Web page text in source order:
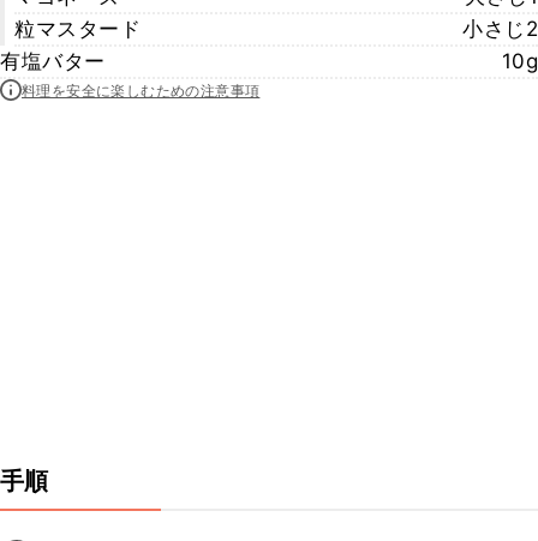
粒マスタード
小さじ2
有塩バター
10g
料理を安全に楽しむための注意事項
手順